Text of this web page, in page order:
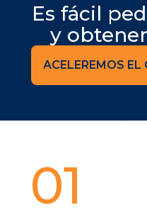
Es fácil
y
ACELEREMOS EL
01